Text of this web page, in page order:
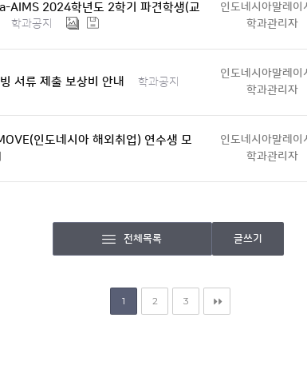
AIMS 2024학년도 2학기 파견학생(교
학과공지
인도네시아말레이
학과관리자
서류 제출 보상비 안내 학과공지
인도네시아말레이
학과관리자
인도네시아 해외취업) 연수생 모
인도네시아말레이
학과관리자
전체목록 글쓰기
1 2 3